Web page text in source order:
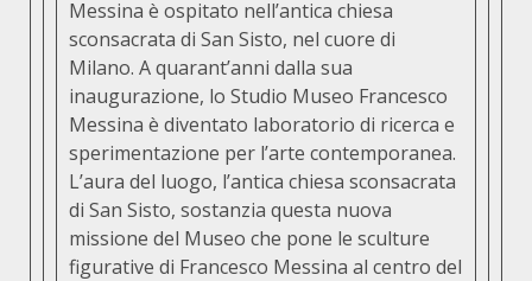
Messina è ospitato nell’antica chiesa
sconsacrata di San Sisto, nel cuore di
Milano. A quarant’anni dalla sua
inaugurazione, lo Studio Museo Francesco
Messina è diventato laboratorio di ricerca e
sperimentazione per l’arte contemporanea.
L’aura del luogo, l’antica chiesa sconsacrata
di San Sisto, sostanzia questa nuova
missione del Museo che pone le sculture
figurative di Francesco Messina al centro del